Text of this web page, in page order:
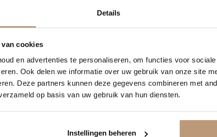
22
10% korting op jouw
Vraag snel een offerte aan en bespaar direct.
Bekijk plak PVC vloeren
Details
cookies
en advertenties te personaliseren, om functies voor
Ook delen we informatie over uw gebruik van onze site
Deze partners kunnen deze gegevens combineren met
op basis van uw gebruik van hun diensten.
Instellingen beheren
verlijmingen binnenshuis. Deze oplosmiddelvrije en emissiearme
en contactverlijming.